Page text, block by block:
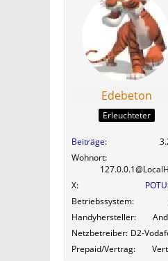
Edebeton
Erleuchteter
Beiträge
Wohnort
X
Betriebssystem
Handyhersteller
Netzbetreiber D2-
Prepaid/Vertrag